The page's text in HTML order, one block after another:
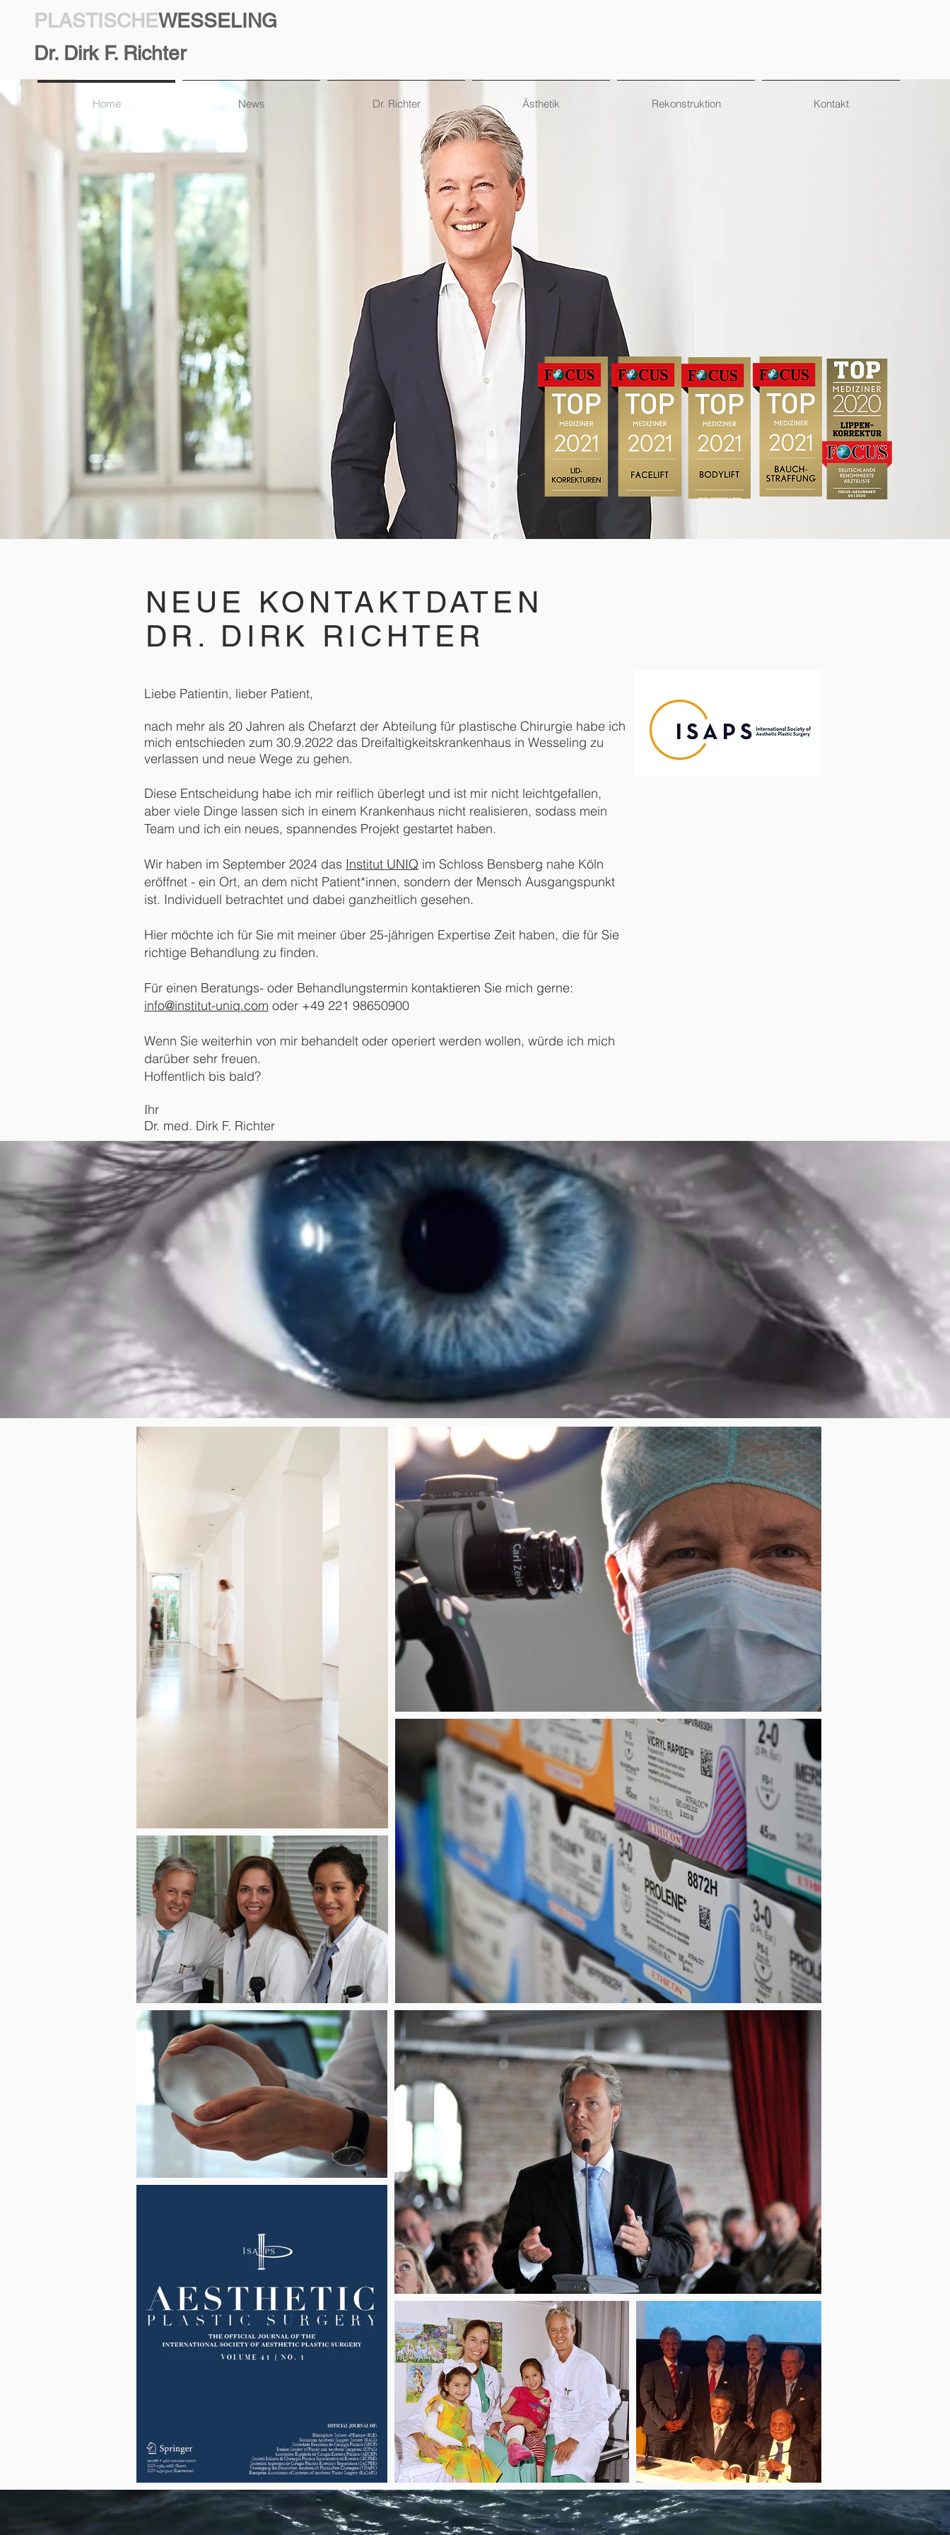
PLASTISCHEWESSELING
Dr. Dirk F. Richter
Home News Dr. Richter Ästhetik Rekonstruktion Kontakt
NEUE KONTAKTDATEN
DR. DIRK RICHTER
Liebe Patientin, lieber Patient,
nach mehr als 20 Jahren als Chefarzt der Abteilung für plastische Chirurgie habe ich
mich entschieden zum 30.9.2022 das Dreifaltigkeitskrankenhaus in Wesseling zu
verlassen und neue Wege zu gehen.
Diese Entscheidung habe ich mir reiflich überlegt und ist mir nicht leichtgefallen,
aber viele Dinge lassen sich in einem Krankenhaus nicht realisieren, sodass mein
Team und ich ein neues, spannendes Projekt gestartet haben.
Wir haben im September 2024 das Institut UNIQ im Schloss Bensberg nahe Köln
eröffnet - ein Ort, an dem nicht Patient*innen, sondern der Mensch Ausgangspunkt
ist. Individuell betrachtet und dabei ganzheitlich gesehen.
Hier möchte ich für Sie mit meiner über 25-jährigen Expertise Zeit haben, die für Sie
richtige Behandlung zu finden.
Für einen Beratungs- oder Behandlungstermin kontaktieren Sie mich gerne:
info@institut-uniq.com oder +49 221 98650900
Wenn Sie weiterhin von mir behandelt oder operiert werden wollen, würde ich mich
darüber sehr freuen.
Hoffentlich bis bald?
Ihr
Dr. med. Dirk F. Richter